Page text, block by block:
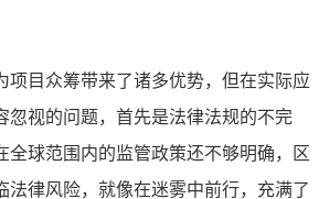
项目众筹带来了诸多优势，但在实际应
忽视的问题，首先是法律法规的不完
全球范围内的监管政策还不够明确，区
法律风险，就像在迷雾中前行，充满了